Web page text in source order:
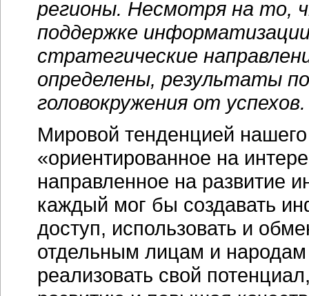
регионы. Несмотря на то,
поддержке
стратегические
определены, результаты
головокружения от успехов.
Мировой тенденцией
«ориентированное на
направленное на развитие
каждый мог бы создавать
доступ, использовать и
отдельным лицам и
реализовать свой